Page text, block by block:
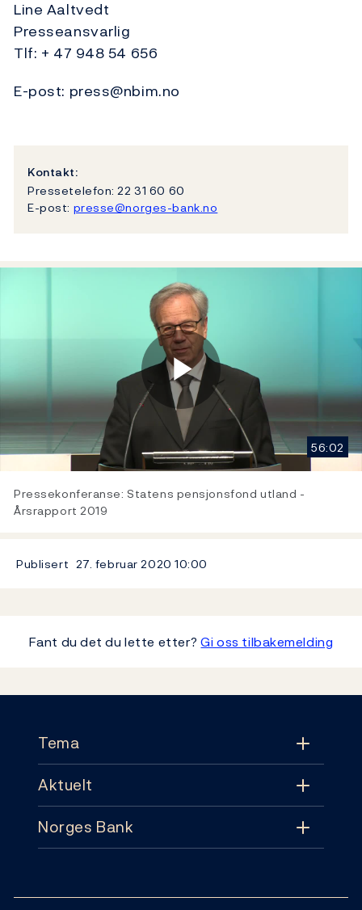
Line Aaltvedt
Presseansvarlig
Tlf: + 47 948 54 656
E-post: press@nbim.no
Kontakt:
Pressetelefon: 22 31 60 60
E-post: presse@norges-bank.no
Play
Video
56:02
Pressekonferanse: Statens pensjonsfond utland -
Årsrapport 2019
Publisert 27. februar 202010:00
Fant du det du lette etter?Gi oss tilbakemelding
Tema
Tema
Pengepolitikk
Aktuelt
Aktuelt
Norges Bank